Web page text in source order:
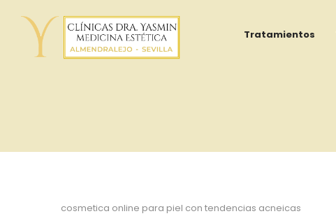
Tratamientos
cosmetica online para piel con tendencias acneicas